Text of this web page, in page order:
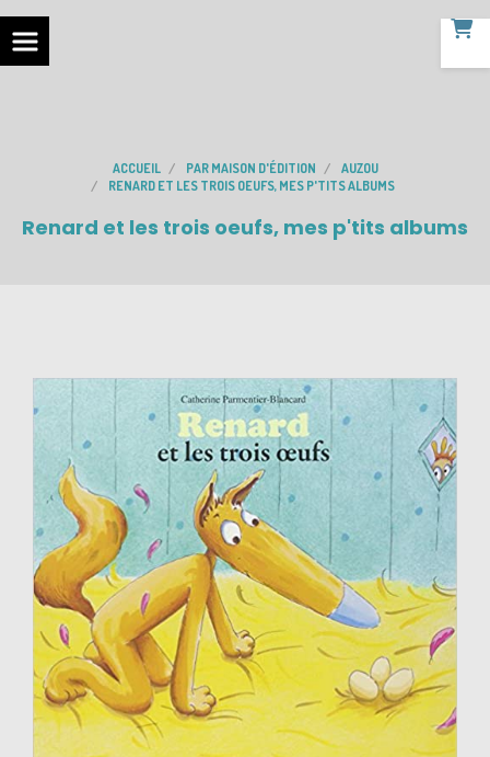
ACCUEIL PAR MAISON D'ÉDITION
AUZOU
RENARD ET LES TROIS OEUFS, MES P'TITS ALBUMS
Renard et les trois oeufs, mes p'tits albums